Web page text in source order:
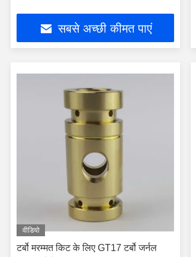
सबसे अच्छी कीमत पाएं
वीडियो
टर्बो मरम्मत किट के लिए GT17 टर्बो जर्नल